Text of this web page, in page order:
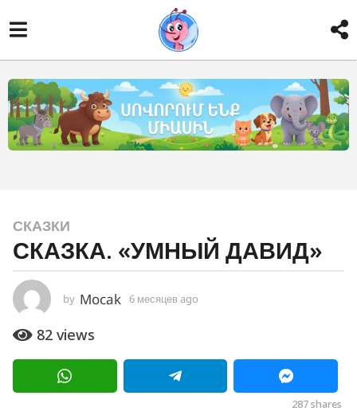
6
м
с
я
ц
е
a
СКАЗКИ
СКАЗКА. «УМНЫЙ ДАВИД»
by Mocak 6 месяцев ago
я
е
82 views
287shares